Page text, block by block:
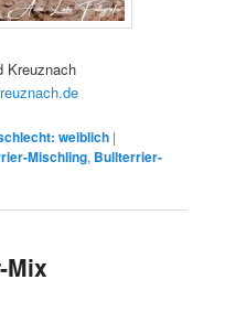
Kreuznach
weiblich |
Mischling, Bullterrier-
Mix